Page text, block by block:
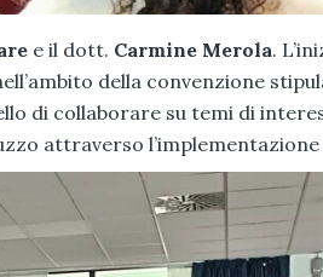
e il dott. Carmine Merola.
della convenzione
di collaborare su temi di
attraverso